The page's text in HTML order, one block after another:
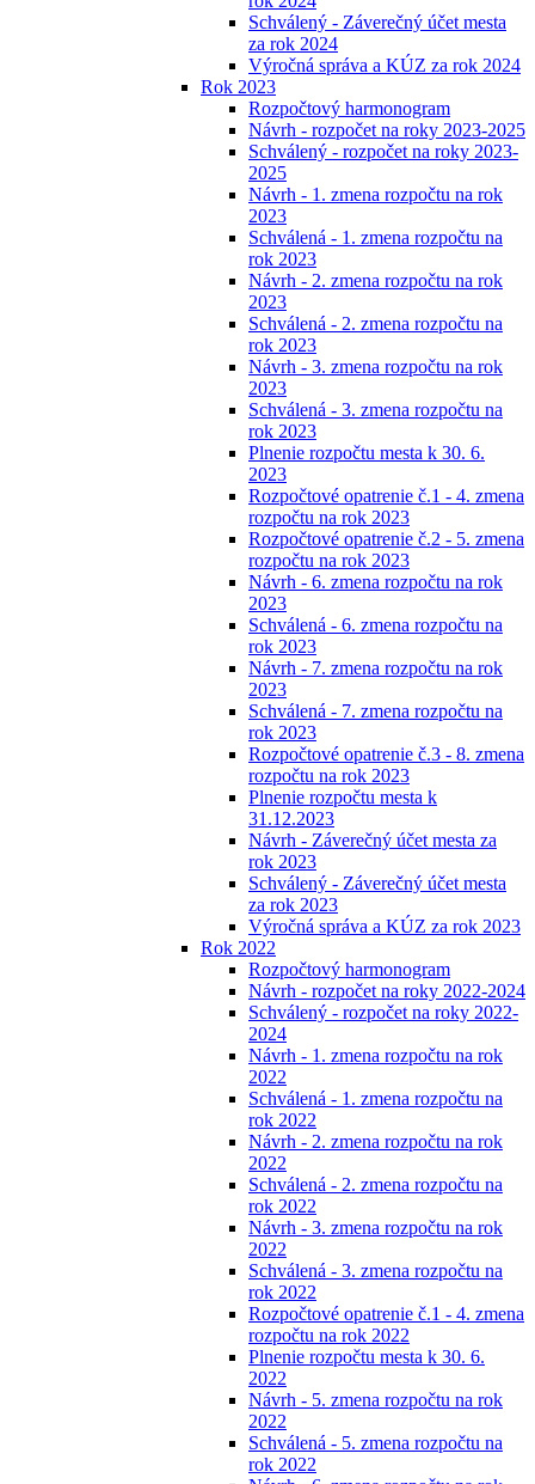
Schválený - Záverečný účet mesta
za rok 2024
Výročná správa a KÚZ za rok 2024
Rok 2023
Rozpočtový harmonogram
Návrh - rozpočet na roky 2023-2025
Schválený - rozpočet na roky 2023-
2025
Návrh - 1. zmena rozpočtu na rok
2023
Schválená - 1. zmena rozpočtu na
rok 2023
Návrh - 2. zmena rozpočtu na rok
2023
Schválená - 2. zmena rozpočtu na
rok 2023
Návrh - 3. zmena rozpočtu na rok
2023
Schválená - 3. zmena rozpočtu na
rok 2023
Plnenie rozpočtu mesta k 30. 6.
2023
Rozpočtové opatrenie č.1 - 4. zmena
rozpočtu na rok 2023
Rozpočtové opatrenie č.2 - 5. zmena
rozpočtu na rok 2023
Návrh - 6. zmena rozpočtu na rok
2023
Schválená - 6. zmena rozpočtu na
rok 2023
Návrh - 7. zmena rozpočtu na rok
2023
Schválená - 7. zmena rozpočtu na
rok 2023
Rozpočtové opatrenie č.3 - 8. zmena
rozpočtu na rok 2023
Plnenie rozpočtu mesta k
31.12.2023
Návrh - Záverečný účet mesta za
rok 2023
Schválený - Záverečný účet mesta
za rok 2023
Výročná správa a KÚZ za rok 2023
Rok 2022
Rozpočtový harmonogram
Návrh - rozpočet na roky 2022-2024
Schválený - rozpočet na roky 2022-
2024
Návrh - 1. zmena rozpočtu na rok
2022
Schválená - 1. zmena rozpočtu na
rok 2022
Návrh - 2. zmena rozpočtu na rok
2022
Schválená - 2. zmena rozpočtu na
rok 2022
Návrh - 3. zmena rozpočtu na rok
2022
Schválená - 3. zmena rozpočtu na
rok 2022
Rozpočtové opatrenie č.1 - 4. zmena
rozpočtu na rok 2022
Plnenie rozpočtu mesta k 30. 6.
2022
Návrh - 5. zmena rozpočtu na rok
2022
Schválená - 5. zmena rozpočtu na
rok 2022